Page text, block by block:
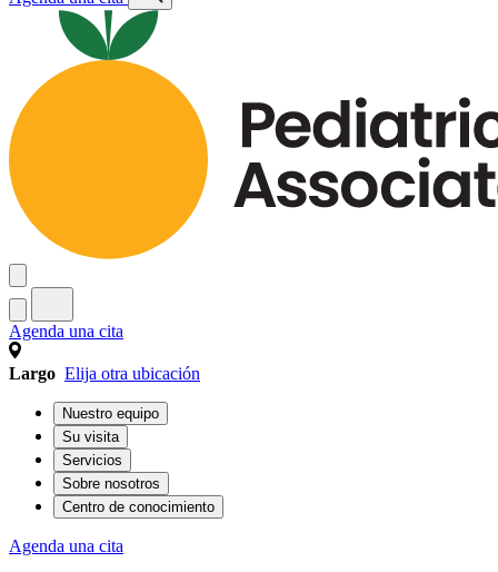
Agenda una cita
Largo Elija otra ubicación
Nuestro equipo
Su visita
Servicios
Sobre nosotros
Centro de conocimiento
Agenda una cita